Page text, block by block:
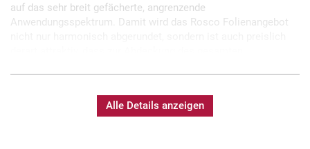
auf das sehr breit gefächerte, angrenzende
Anwendungsspektrum. Damit wird das Rosco Folienangebot
Alle Details anzeigen